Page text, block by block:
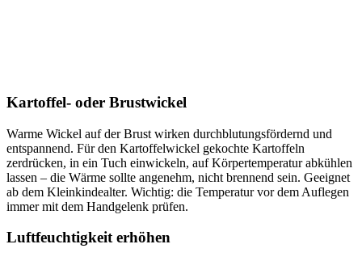
Kartoffel- oder Brustwickel
Warme Wickel auf der Brust wirken durchblutungsfördernd und
entspannend. Für den Kartoffelwickel gekochte Kartoffeln
zerdrücken, in ein Tuch einwickeln, auf Körpertemperatur abkühlen
lassen – die Wärme sollte angenehm, nicht brennend sein. Geeignet
ab dem Kleinkindealter. Wichtig: die Temperatur vor dem Auflegen
immer mit dem Handgelenk prüfen.
Luftfeuchtigkeit erhöhen